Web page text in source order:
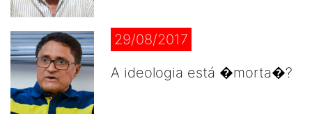
29/08/2017
A ideologia está �morta�?